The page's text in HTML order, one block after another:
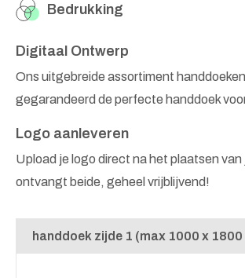
Bedrukking
Digitaal Ontwerp
Ons uitgebreide assortiment
gegarandeerd de perfecte handdoek
Logo aanleveren
Upload je logo direct na het plaatsen
ontvangt beide, geheel vrijblijvend!
handdoek zijde 1 (max 1000 x 1800